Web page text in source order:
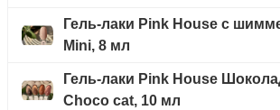
Гель-лаки Pink House с
Mini, 8 мл
Гель-лаки Pink House
Choco cat, 10 мл